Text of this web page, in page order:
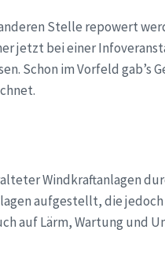
Stelle repowert
jetzt bei einer
Schon im Vorfeld gab’s
Windkraftanlagen
aufgestellt, die
auf Lärm, Wartung und